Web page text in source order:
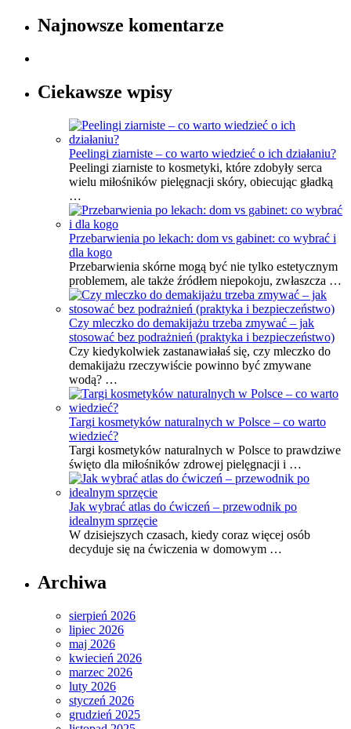
Najnowsze komentarze
Ciekawsze wpisy
Peelingi ziarniste – co warto wiedzieć o ich działaniu?
Peelingi ziarniste to kosmetyki, które zdobyły serca
wielu miłośników pielęgnacji skóry, obiecując gładką
…
Przebarwienia po lekach: dom vs gabinet: co wybrać i
dla kogo
Przebarwienia skórne mogą być nie tylko estetycznym
problemem, ale także źródłem niepokoju, zwłaszcza …
Czy mleczko do demakijażu trzeba zmywać – jak
stosować bez podrażnień (praktyka i bezpieczeństwo)
Czy kiedykolwiek zastanawiałaś się, czy mleczko do
demakijażu rzeczywiście powinno być zmywane
wodą? …
Targi kosmetyków naturalnych w Polsce – co warto
wiedzieć?
Targi kosmetyków naturalnych w Polsce to prawdziwe
święto dla miłośników zdrowej pielęgnacji i …
Jak wybrać atlas do ćwiczeń – przewodnik po
idealnym sprzęcie
W dzisiejszych czasach, kiedy coraz więcej osób
decyduje się na ćwiczenia w domowym …
Archiwa
sierpień 2026
lipiec 2026
maj 2026
kwiecień 2026
marzec 2026
luty 2026
styczeń 2026
grudzień 2025